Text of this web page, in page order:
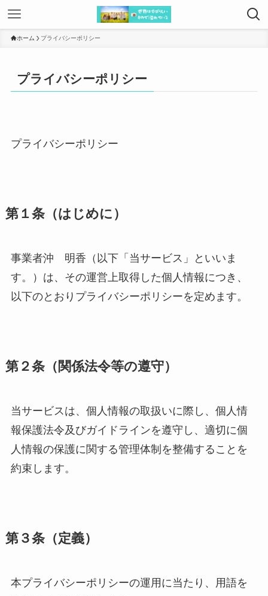
ホーム プライバシーポリシー
プライバシーポリシー
プライバシーポリシー
第１条（はじめに）
事業者沖 明香（以下「当サービス」といいま
す。）は、その運営上取得した個人情報につき、
以下のとおりプライバシーポリシーを定めます。
第２条（関係法令等の遵守）
当サービスは、個人情報の取扱いに際し、個人情
報保護法令及びガイドラインを遵守し、適切に個
人情報の保護に関する管理体制を整備することを
約束します。
第３条（定義）
本プライバシーポリシーの運用に当たり、用語を